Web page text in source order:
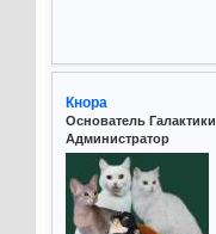
Кнора
Основатель Галактики
Администратор